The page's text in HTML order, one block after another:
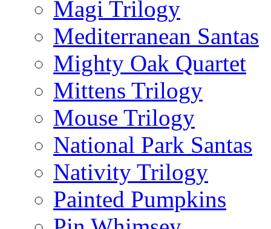
Magi Trilogy
Mediterranean Santas
Mighty Oak Quartet
Mittens Trilogy
Mouse Trilogy
National Park Santas
Nativity Trilogy
Painted Pumpkins